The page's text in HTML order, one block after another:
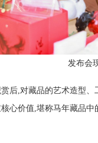
发布会
后,对藏品的艺术造型
心价值,堪称马年藏品中